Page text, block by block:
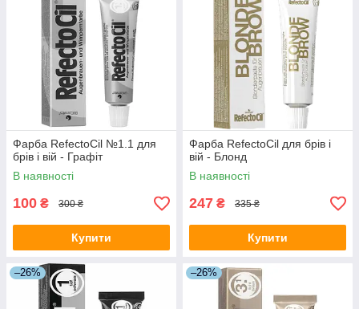
Фарба RefectoCil №1.1 для
брів і вій - Графіт
В наявності
100 ₴ 300 ₴
Купити
Фарба RefectoCil для брів і
вій - Блонд
В наявності
247 ₴ 335 ₴
Купити
–26% –26%